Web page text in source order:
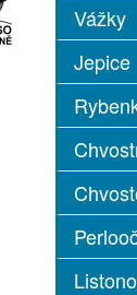
Vážky
Jepice